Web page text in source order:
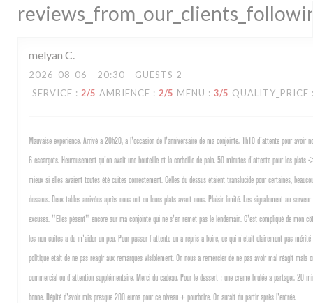
melyan C
2026-08-06 - 20:30 - GUESTS 2
SERVICE : 2/5 AMBIENCE : 2/5 MENU : 3/5 QUALITY_PRICE
Mauvaise experience. Arrivé a 20h20, a l'occasion de l'anniversaire de ma conjointe. 1h10 d'attente pour avoir
6 escargots. Heureusement qu'on avait une bouteille et la corbeille de pain. 50 minutes d'attente pour les plats
mieux si elles avaient toutes été cuites correctement. Celles du dessus étaient translucide pour certaines,
dessous. Deux tables arrivées après nous ont eu leurs plats avant nous. Plaisir limité. Les signalement au
excuses. "Elles pèsent" encore sur ma conjointe qui ne s'en remet pas le lendemain. C'est compliqué de mon
les non cuites a du m'aider un peu. Pour passer l'attente on a repris a boire, ce qui n'etait clairement pas
politique etait de ne pas reagir aux remarques visiblement. On nous a remercier de ne pas avoir mal réagit mais
commercial ou d'attention supplémentaire. Merci du cadeau. Pour le dessert : une creme brulée a partager. 20
bonne. Dépité d'avoir mis presque 200 euros pour ce niveau + pourboire. On aurait du partir après l'entrée.